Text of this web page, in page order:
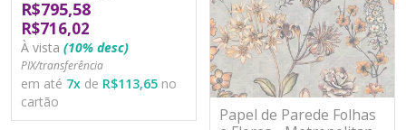
R$795,58
R$716,02
À vista (10% desc)
PIX/transferência
em até 7x de R$113,65 no
cartão
Papel de Parede Folhas